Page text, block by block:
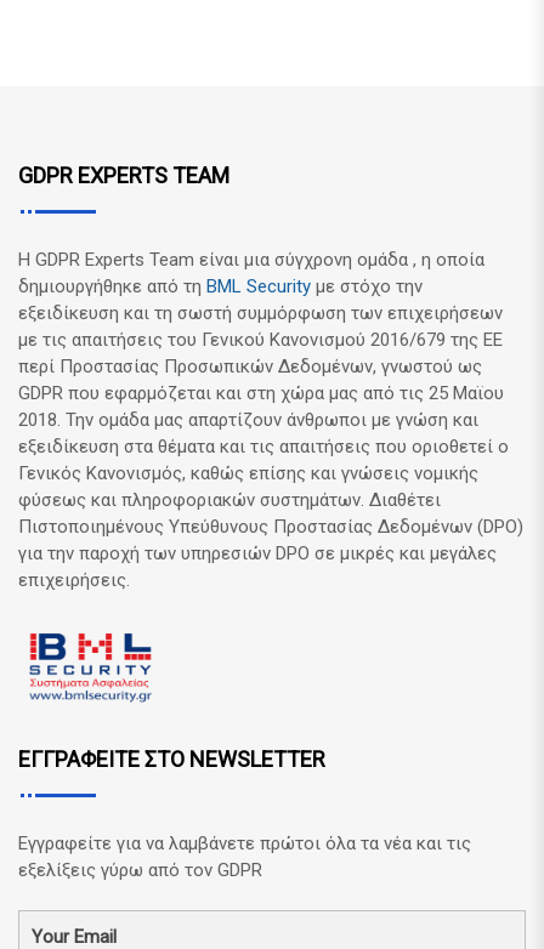
GDPR EXPERTS TEAM
Η GDPR Experts Team είναι μια σύγχρονη ομάδα , η οποία
δημιουργήθηκε από τη BML Security με στόχο την
εξειδίκευση και τη σωστή συμμόρφωση των επιχειρήσεων
με τις απαιτήσεις του Γενικού Κανονισμού 2016/679 της ΕΕ
περί Προστασίας Προσωπικών Δεδομένων, γνωστού ως
GDPR που εφαρμόζεται και στη χώρα μας από τις 25 Μαϊου
2018. Την ομάδα μας απαρτίζουν άνθρωποι με γνώση και
εξειδίκευση στα θέματα και τις απαιτήσεις που οριοθετεί ο
Γενικός Κανονισμός, καθώς επίσης και γνώσεις νομικής
φύσεως και πληροφοριακών συστημάτων. Διαθέτει
Πιστοποιημένους Υπεύθυνους Προστασίας Δεδομένων (DPO)
για την παροχή των υπηρεσιών DPO σε μικρές και μεγάλες
επιχειρήσεις.
ΕΓΓΡΑΦΕΙΤΕ ΣΤΟ NEWSLETTER
Εγγραφείτε για να λαμβάνετε πρώτοι όλα τα νέα και τις
εξελίξεις γύρω από τον GDPR
Your Email